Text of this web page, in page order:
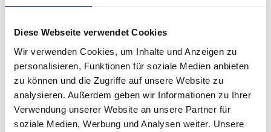
Diese Webseite verwendet Cookies
Wir verwenden Cookies, um Inhalte und Anzeigen zu
personalisieren, Funktionen für soziale Medien anbieten
zu können und die Zugriffe auf unsere Website zu
analysieren. Außerdem geben wir Informationen zu Ihrer
Verwendung unserer Website an unsere Partner für
soziale Medien, Werbung und Analysen weiter. Unsere
ANFORDERUNGEN:
Berechtigung zur Teilnahme an einem
berufsbezogenen Deutschsprachmodul, ausgestellt
durch das Jobcenter oder die Agentur für Arbeit
Berechtigung zur Teilnahme vom Bundesamt für
Migration und Flüchtlinge: gilt für Auszubildende